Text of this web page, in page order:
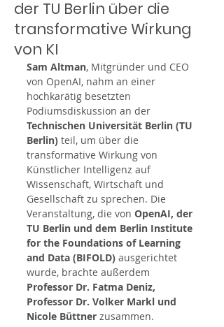
der TU Berlin über die
transformative Wirkung
von KI
Sam Altman, Mitgründer und CEO
von OpenAI, nahm an einer
hochkarätig besetzten
Podiumsdiskussion an der
Technischen Universität Berlin (TU
Berlin) teil, um über die
transformative Wirkung von
Künstlicher Intelligenz auf
Wissenschaft, Wirtschaft und
Gesellschaft zu sprechen. Die
Veranstaltung, die von OpenAI, der
TU Berlin und dem Berlin Institute
for the Foundations of Learning
and Data (BIFOLD) ausgerichtet
wurde, brachte außerdem
Professor Dr. Fatma Deniz,
Professor Dr. Volker Markl und
Nicole Büttner zusammen.